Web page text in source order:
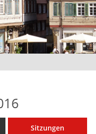
Sitzungen